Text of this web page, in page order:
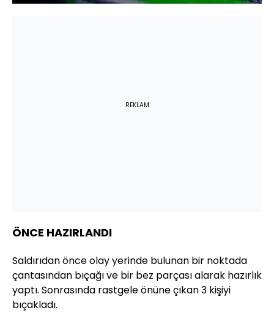
REKLAM
ÖNCE HAZIRLANDI
Saldırıdan önce olay yerinde bulunan bir noktada
çantasından bıçağı ve bir bez parçası alarak hazırlık
yaptı. Sonrasında rastgele önüne çıkan 3 kişiyi
bıçakladı.